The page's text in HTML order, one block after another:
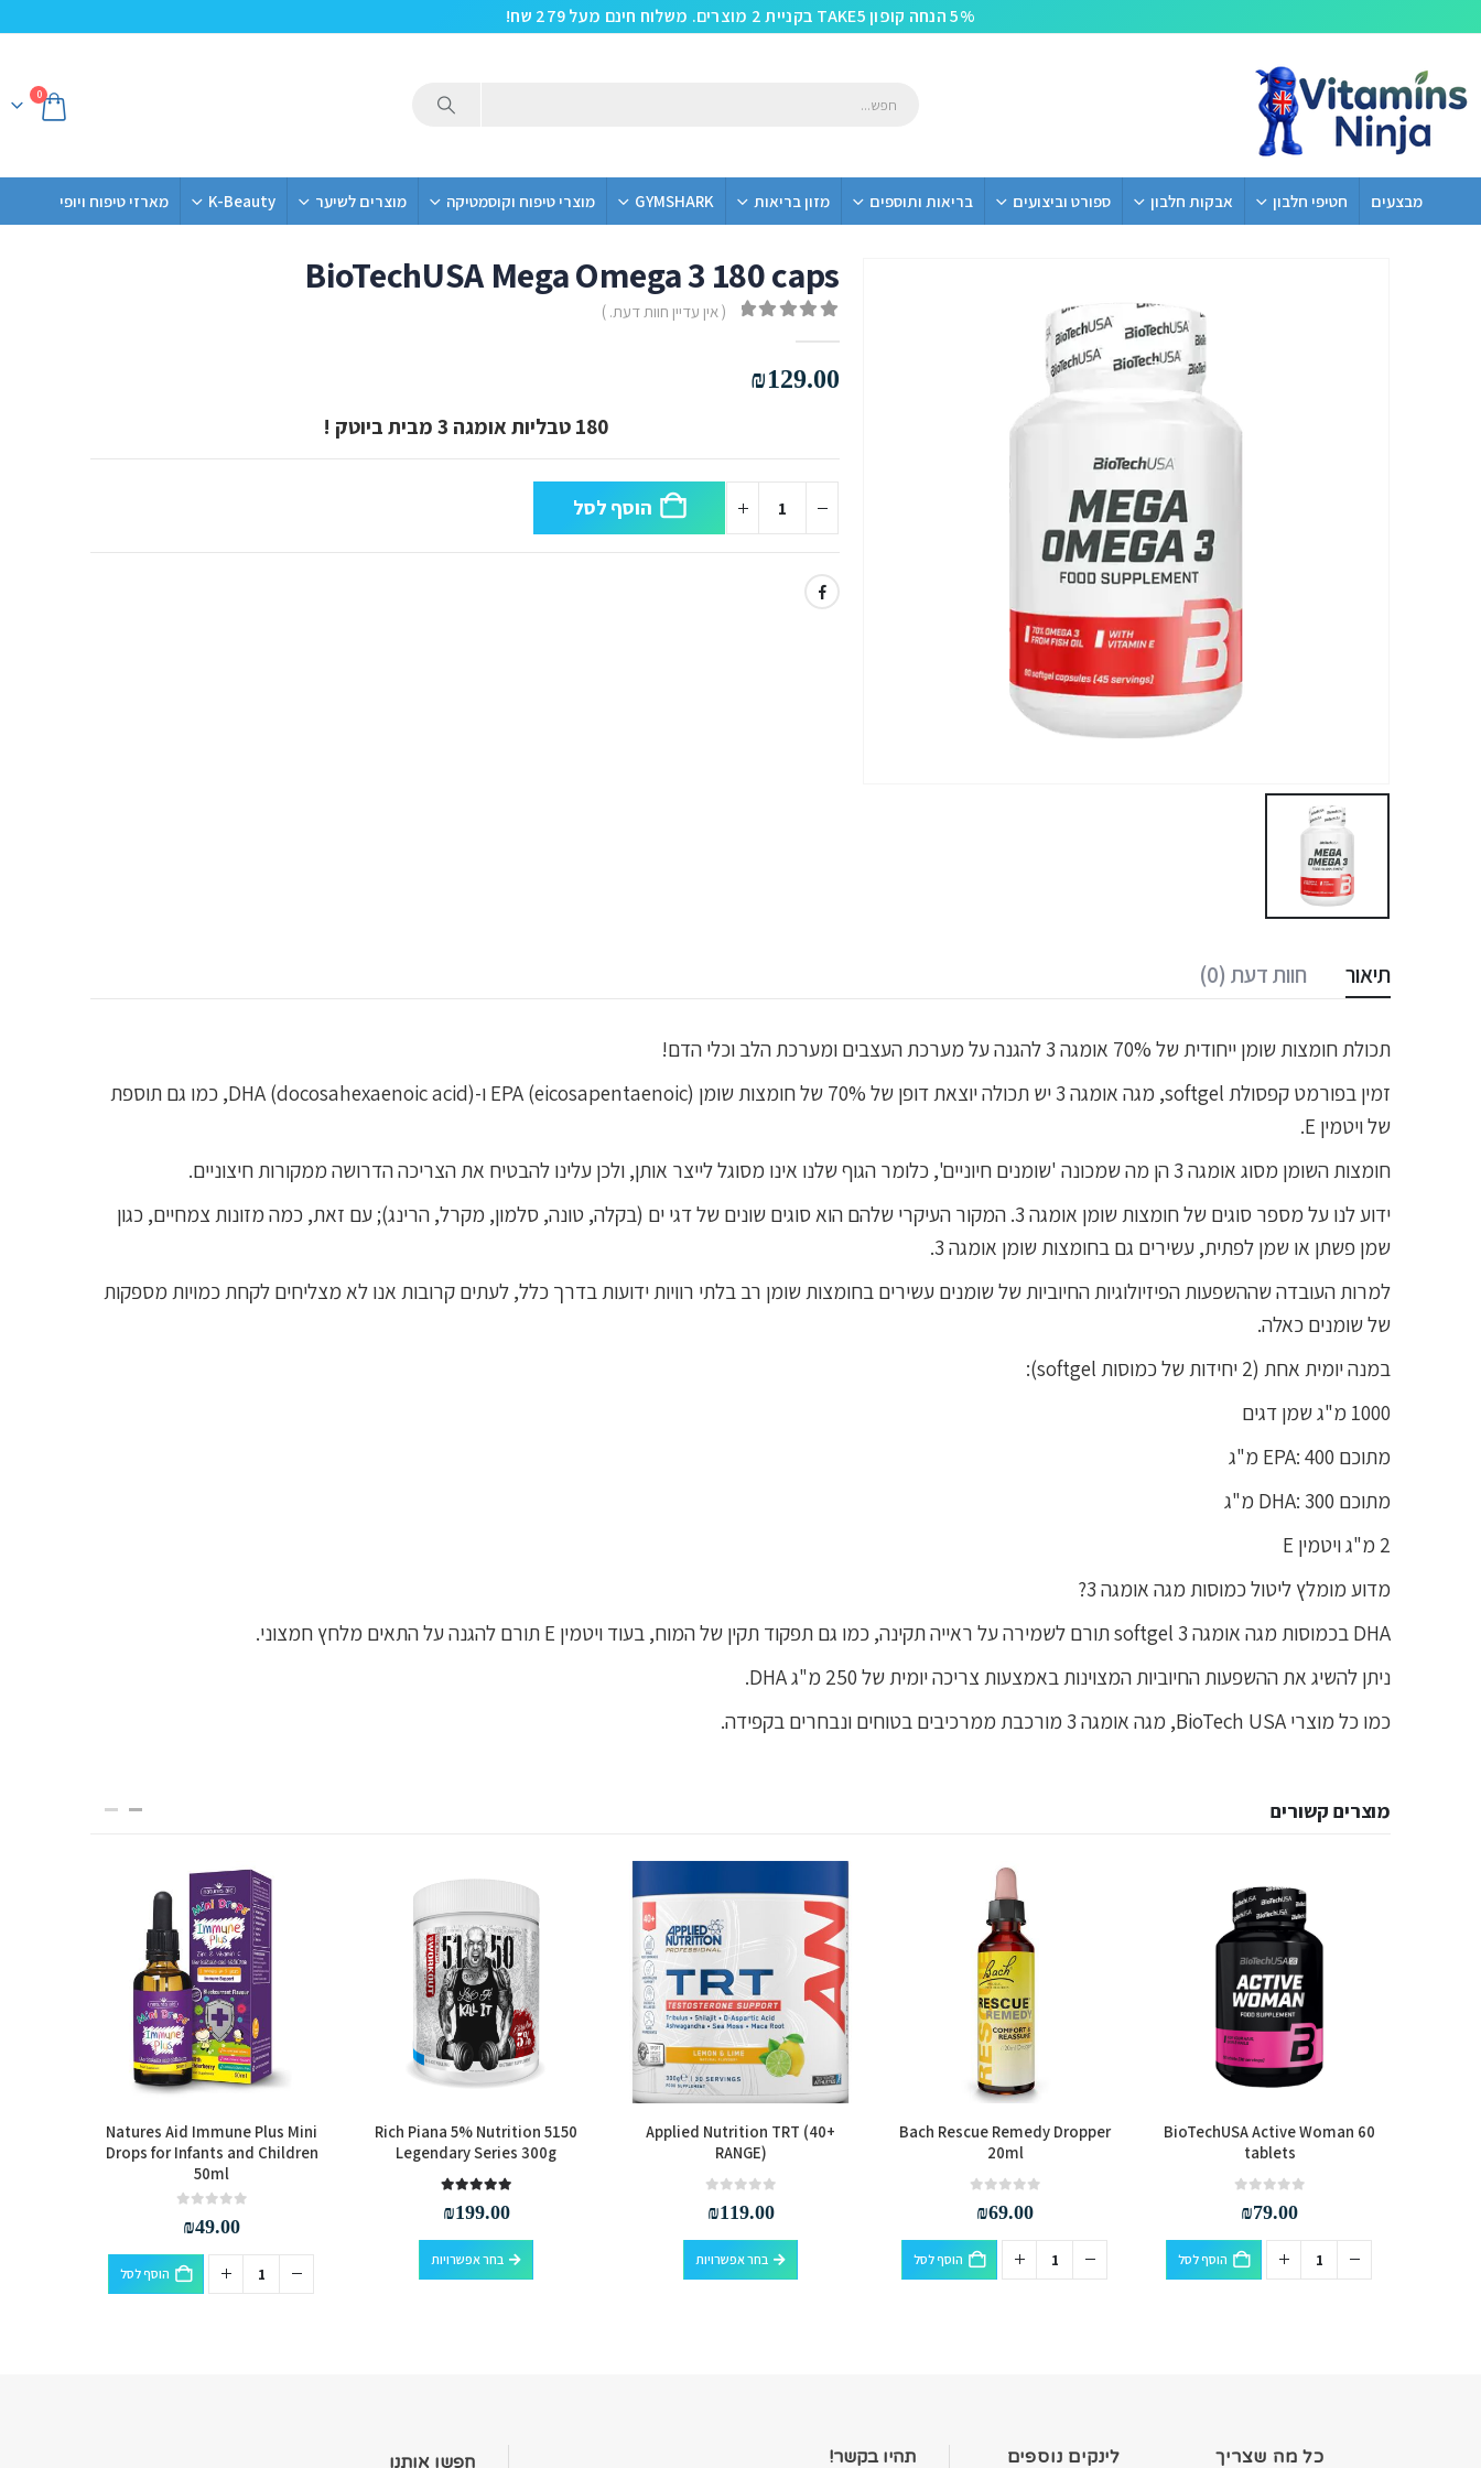
5% הנחה קופון TAKE5 בקניית 2 מוצרים. משלוח חינם מעל 279 שח!
0
מבצעים חטיפי חלבון אבקות חלבון ספורט וביצועים בריאות ותוספים מזון בריאות GYMSHARK מוצרי טיפוח וקוסמטיקה מוצרים לשיער K-Beauty מארזי טיפוח ויופי
BioTechUSA Mega Omega 3 180 caps
( אין עדיין חוות דעת. )
₪129.00
180 טבליות אומגה 3 מבית ביוטק !
הוסף לסל
תיאור חוות דעת (0)
תכולת חומצות שומן ייחודית של 70% אומגה 3 להגנה על מערכת העצבים ומערכת הלב וכלי הדם!
זמין בפורמט קפסולת softgel, מגה אומגה 3 יש תכולה יוצאת דופן של 70% של חומצות שומן EPA (eicosapentaenoic) ו-DHA (docosahexaenoic acid), כמו גם תוספת
של ויטמין E.
חומצות השומן מסוג אומגה 3 הן מה שמכונה 'שומנים חיוניים', כלומר הגוף שלנו אינו מסוגל לייצר אותן, ולכן עלינו להבטיח את הצריכה הדרושה ממקורות חיצוניים.
ידוע לנו על מספר סוגים של חומצות שומן אומגה 3. המקור העיקרי שלהם הוא סוגים שונים של דגי ים (בקלה, טונה, סלמון, מקרל, הרינג); עם זאת, כמה מזונות צמחיים, כגון
שמן פשתן או שמן לפתית, עשירים גם בחומצות שומן אומגה 3.
למרות העובדה שההשפעות הפיזיולוגיות החיוביות של שומנים עשירים בחומצות שומן רב בלתי רוויות ידועות בדרך כלל, לעתים קרובות אנו לא מצליחים לקחת כמויות מספקות
של שומנים כאלה.
במנה יומית אחת (2 יחידות של כמוסות softgel):
1000 מ"ג שמן דגים
מתוכם EPA: 400 מ"ג
מתוכם DHA: 300 מ"ג
2 מ"ג ויטמין E
מדוע מומלץ ליטול כמוסות מגה אומגה 3?
DHA בכמוסות מגה אומגה 3 softgel תורם לשמירה על ראייה תקינה, כמו גם תפקוד תקין של המוח, בעוד ויטמין E תורם להגנה על התאים מלחץ חמצוני.
ניתן להשיג את ההשפעות החיוביות המצוינות באמצעות צריכה יומית של 250 מ"ג DHA.
כמו כל מוצרי BioTech USA, מגה אומגה 3 מורכבת ממרכיבים בטוחים ונבחרים בקפידה.
מוצרים קשורים
BioTechUSA Active Woman 60
tablets
₪79.00
הוסף לסל
Bach Rescue Remedy Dropper
20ml
₪69.00
הוסף לסל
Applied Nutrition TRT (40+
RANGE)
₪119.00
בחר אפשרויות
למוצר זה יש מספר סוגים. ניתן לבחור את האפשרויות בעמוד המוצר
Rich Piana 5% Nutrition 5150
Legendary Series 300g
₪199.00
בחר אפשרויות
למוצר זה יש מספר סוגים. ניתן לבחור את האפשרויות בעמוד המוצר
Natures Aid Immune Plus Mini
Drops for Infants and Children
50ml
₪49.00
הוסף לסל
כל מה שצריך לינקים נוספים תהיו בקשר! חפשו אותנו